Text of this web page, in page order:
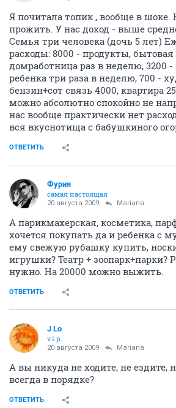
Я почитала топик , вообще в
прожить. У нас доход - выше
Семья три человека (дочь 5 лет)
расходы: 8000 - продукты,
домработница раз в неделю, 3200
ребенка три раза в неделю, 700 -
бензин+сот связь 4000, квартира
можно абсолютно спокойно не
нас вообще практически нет
вся вкуснотища с бабушкиного
ОТВЕТИТЬ
Фурия
самая настоящая
20 августа 2009 Mariana
А парикмахерская, косметика,
хочется покупать да и ребенка с
ему свежую рубашку купить,
игрушки? Театр + зоопарк+парки?
нужно. На 20000 можно выжить.
ОТВЕТИТЬ
J Lo
v.i.p.
20 августа 2009 Mariana
А вы никуда не ходите, не ездите,
всегда в порядке?
ОТВЕТИТЬ